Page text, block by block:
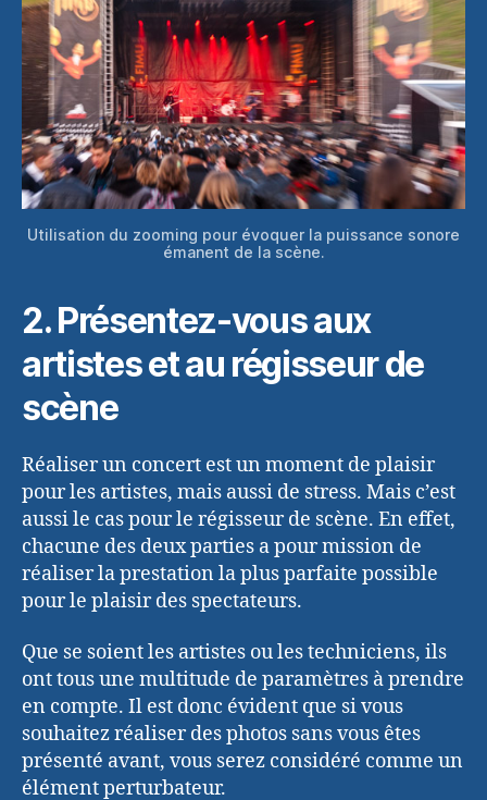
Utilisation du zooming pour évoquer la puissance sonore
émanent de la scène.
2. Présentez-vous aux
artistes et au régisseur de
scène
Réaliser un concert est un moment de plaisir
pour les artistes, mais aussi de stress. Mais c’est
aussi le cas pour le régisseur de scène. En effet,
chacune des deux parties a pour mission de
réaliser la prestation la plus parfaite possible
pour le plaisir des spectateurs.
Que se soient les artistes ou les techniciens, ils
ont tous une multitude de paramètres à prendre
en compte. Il est donc évident que si vous
souhaitez réaliser des photos sans vous êtes
présenté avant, vous serez considéré comme un
élément perturbateur.